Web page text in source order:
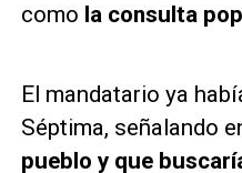
como la consulta
El mandatario ya
Séptima, señalando
pueblo y que